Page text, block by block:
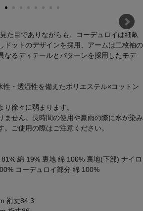
た目でありながらも、コーデュロイは細畝
ドットのデザインを採用、アームは二枚袖の
なるディテールとパターンを採用したモデ
性・透湿性を備えたポリエステル×コットン
徐々に弱まります。
せん。長時間の使用や豪雨の際に水が染み
ご使用の際はご注意ください。
綿 19% 裏地 綿 100% 裏地(下部) ナイロ
コーデュロイ部分 綿 100%
裄丈84.3